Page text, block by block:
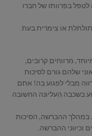
לטפל בפרוותו של חברו
או צימרית בעת
מרווחים קרובים,
שלהם גורם לסיכות
מבלי לפגוע בה! אתם
בשכבה העליונה החשובה
במהלך ההברשה, הסיכות
וכיווני ההברשה.